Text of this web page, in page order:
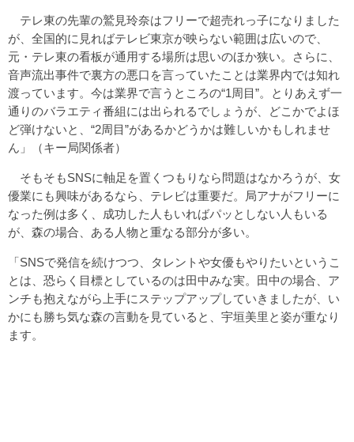
テレ東の先輩の鷲見玲奈はフリーで超売れっ子になりました
が、全国的に見ればテレビ東京が映らない範囲は広いので、
元・テレ東の看板が通用する場所は思いのほか狭い。さらに、
音声流出事件で裏方の悪口を言っていたことは業界内では知れ
渡っています。今は業界で言うところの“1周目”。とりあえず一
通りのバラエティ番組には出られるでしょうが、どこかでよほ
ど弾けないと、“2周目”があるかどうかは難しいかもしれませ
ん」（キー局関係者）
そもそもSNSに軸足を置くつもりなら問題はなかろうが、女
優業にも興味があるなら、テレビは重要だ。局アナがフリーに
なった例は多く、成功した人もいればパッとしない人もいる
が、森の場合、ある人物と重なる部分が多い。
「SNSで発信を続けつつ、タレントや女優もやりたいというこ
とは、恐らく目標としているのは田中みな実。田中の場合、ア
ンチも抱えながら上手にステップアップしていきましたが、い
かにも勝ち気な森の言動を見ていると、宇垣美里と姿が重なり
ます。